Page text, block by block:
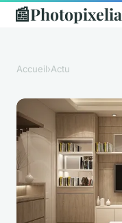
📰Photopixelia
Accueil›Actu